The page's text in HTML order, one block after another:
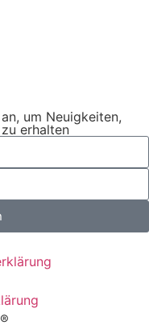
um Neuigkeiten,
erhalten